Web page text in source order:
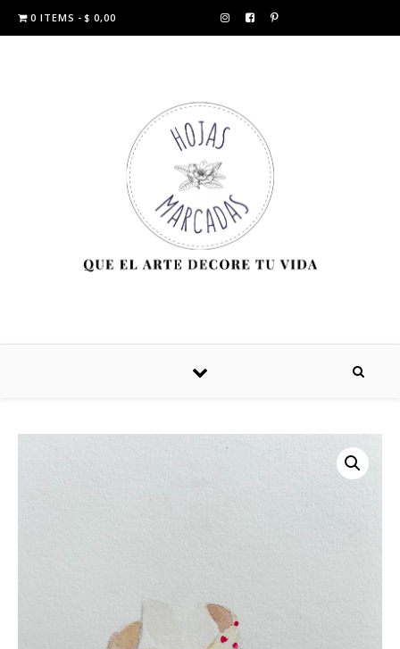
0 ITEMS $ 0,00